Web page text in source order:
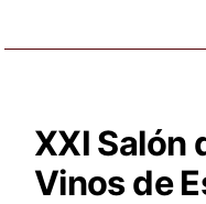
XXI Salón
Vinos de